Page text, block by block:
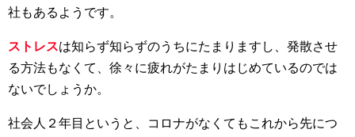
社もあるようです。
ストレスは知らず知らずのうちにたまりますし、発散させ
る方法もなくて、徐々に疲れがたまりはじめているのでは
ないでしょうか。
社会人２年目というと、コロナがなくてもこれから先につ